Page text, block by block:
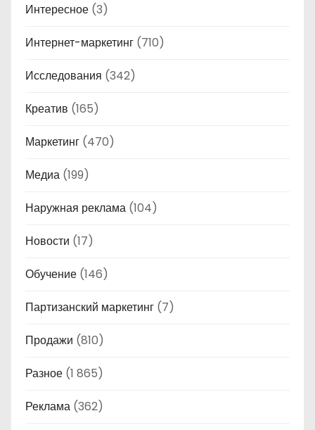
Интересное (3)
Интернет-маркетинг (710)
Исследования (342)
Креатив (165)
Маркетинг (470)
Медиа (199)
Наружная реклама (104)
Новости (17)
Обучение (146)
Партизанский маркетинг (7)
Продажи (810)
Разное (1 865)
Реклама (362)